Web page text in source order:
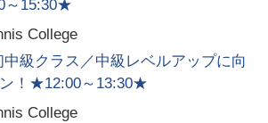
～15:30★
College
中級クラス／中級レベルアップに向
！★12:00～13:30★
College